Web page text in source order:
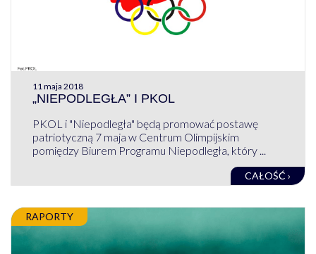
11 maja 2018
„NIEPODLEGŁA” I PKOL
PKOL i "Niepodległa" będą promować postawę
patriotyczną 7 maja w Centrum Olimpijskim
pomiędzy Biurem Programu Niepodległa, który ...
CAŁOŚĆ ›
RAPORTY